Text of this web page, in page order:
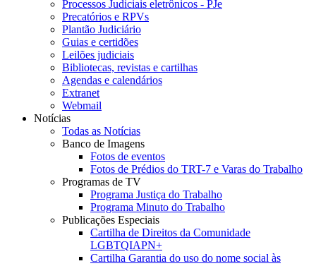
Processos Judiciais eletrônicos - PJe
Precatórios e RPVs
Plantão Judiciário
Guias e certidões
Leilões judiciais
Bibliotecas, revistas e cartilhas
Agendas e calendários
Extranet
Webmail
Notícias
Todas as Notícias
Banco de Imagens
Fotos de eventos
Fotos de Prédios do TRT-7 e Varas do Trabalho
Programas de TV
Programa Justiça do Trabalho
Programa Minuto do Trabalho
Publicações Especiais
Cartilha de Direitos da Comunidade
LGBTQIAPN+
Cartilha Garantia do uso do nome social às